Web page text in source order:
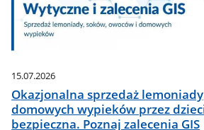
15.07.2026
Okazjonalna sprzedaż
domowych wypieków przez
bezpieczna. Poznaj zalecenia GIS